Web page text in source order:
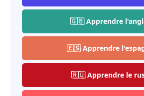
🇬🇧 Apprendre
🇪🇸 Apprendre
🇷🇺 Apprendre le